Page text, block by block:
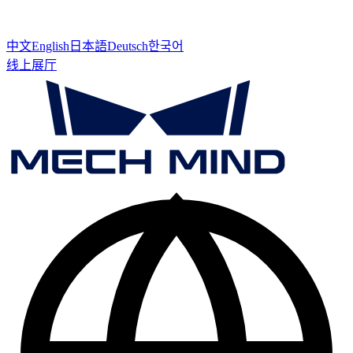
中文English 日本語Deutsch한국어
线上展厅